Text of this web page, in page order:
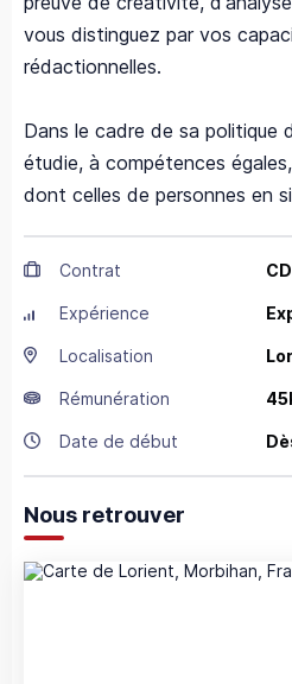
vous distinguez par vos
rédactionnelles.
Dans le cadre de sa politique
étudie, à compétences
dont celles de personnes en
Contrat
Expérience
Localisation
Rémunération
Date de début
Nous retrouver